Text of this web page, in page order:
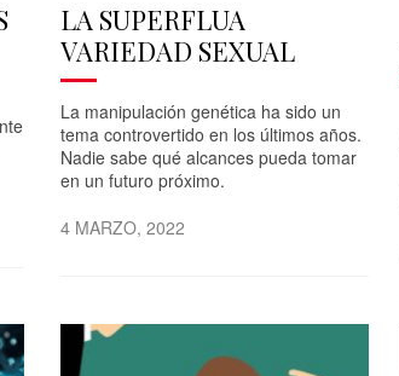
LA SUPERFLUA
VARIEDAD SEXUAL
La manipulación genética ha sido un
tema controvertido en los últimos años.
Nadie sabe qué alcances pueda tomar
en un futuro próximo.
4 MARZO, 2022